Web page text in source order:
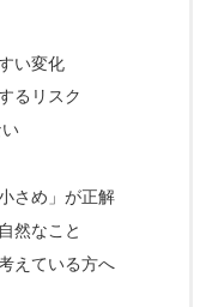
い変化
るリスク
さめ」が正解
然なこと
えている方へ